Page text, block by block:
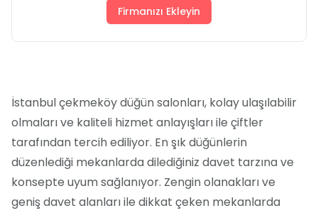
Firmanızı Ekleyin
İstanbul çekmeköy düğün salonları, kolay ulaşılabilir
olmaları ve kaliteli hizmet anlayışları ile çiftler
tarafından tercih ediliyor. En şık düğünlerin
düzenlediği mekanlarda dilediğiniz davet tarzına ve
konsepte uyum sağlanıyor. Zengin olanakları ve
geniş davet alanları ile dikkat çeken mekanlarda